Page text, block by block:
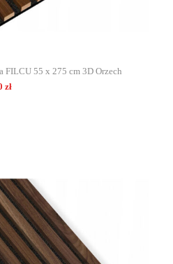
FILCU 55 x 275 cm 3D Orzech
złZakres cen: od 95,00 zł do 132,50 zł